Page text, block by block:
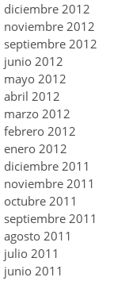
diciembre 2012
noviembre 2012
septiembre 2012
junio 2012
mayo 2012
abril 2012
marzo 2012
febrero 2012
enero 2012
diciembre 2011
noviembre 2011
octubre 2011
septiembre 2011
agosto 2011
julio 2011
junio 2011